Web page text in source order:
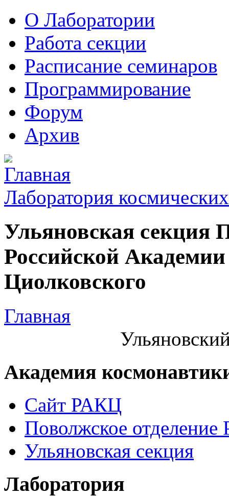
О Лаборатории
Работа секции
Расписание семинаров
Программирование
Форум
Архив
Лаборатория
Ульяновская секция
Российской
Циолковского
Главная
Академия
Сайт РАКЦ
Поволжское
Ульяновская секция
Лаборатория